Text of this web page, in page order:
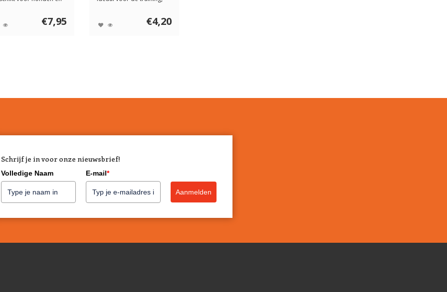
€7,95 €4,20
Schrijf je in voor onze nieuwsbrief!
Volledige Naam E-mail*
Aanmelden